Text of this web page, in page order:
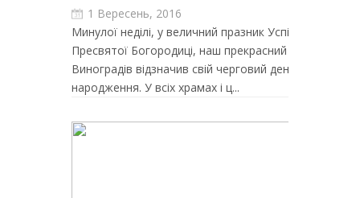
1 Вересень, 2016
Минулої неділі, у величний празник Успіння
Пресвятої Богородиці, наш прекрасний
Виноградів відзначив свій черговий день
народження. У всіх храмах і ц...